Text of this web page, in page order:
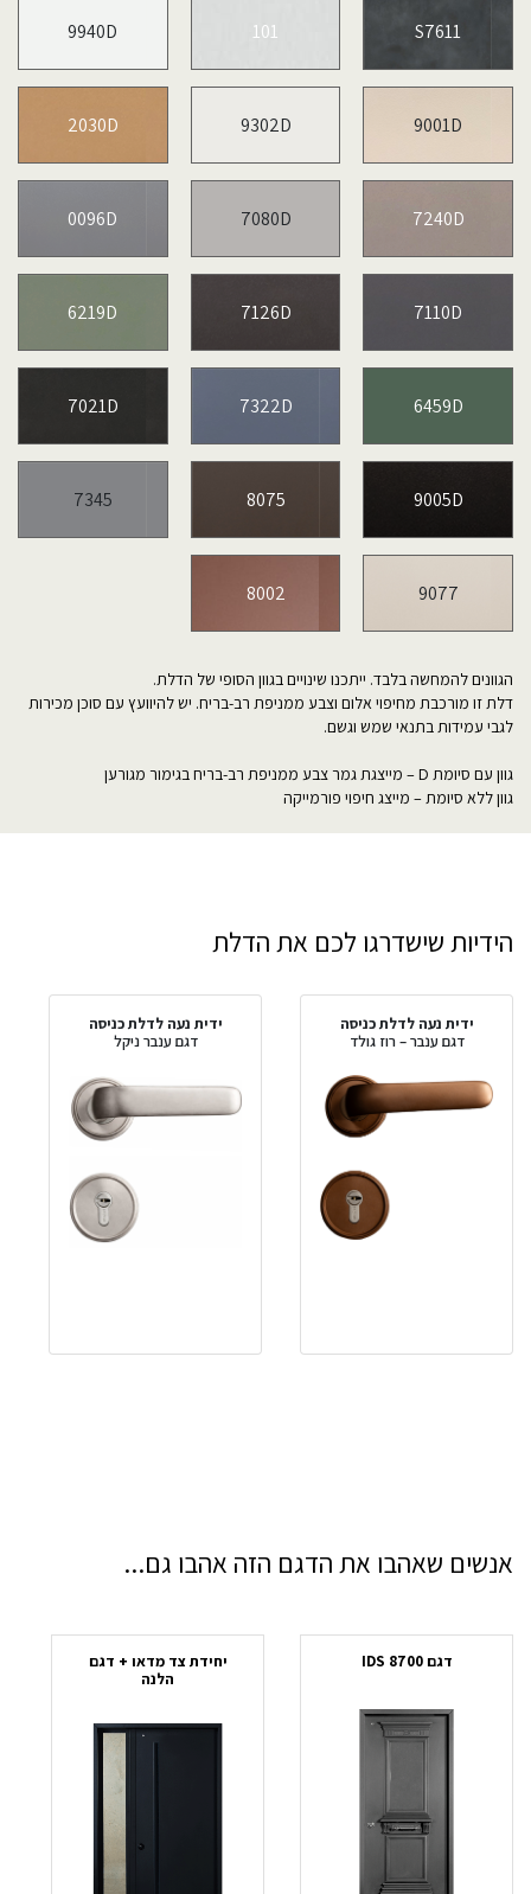
S7611
101
9940D
9001D
9302D
2030D
7240D
7080D
0096D
7110D
7126D
6219D
6459D
7322D
7021D
9005D
8075
7345
9077
8002
הגוונים להמחשה בלבד. ייתכנו שינויים בגוון הסופי של הדלת.
דלת זו מורכבת מחיפוי אלום וצבע ממניפת רב-בריח. יש להיוועץ עם סוכן מכירות
לגבי עמידות בתנאי שמש וגשם.
גוון עם סיומת D – מייצגת גמר צבע ממניפת רב-בריח בגימור מגורען
גוון ללא סיומת – מייצג חיפוי פורמייקה
הידיות שישדרגו לכם את הדלת
ידית נעה לדלת כניסה
דגם ענבר – רוז גולד
ידית נעה לדלת כניסה
דגם ענבר ניקל
אנשים שאהבו את הדגם הזה אהבו גם...
דגם IDS 8700
יחידת צד מדאו + דגם
הלנה